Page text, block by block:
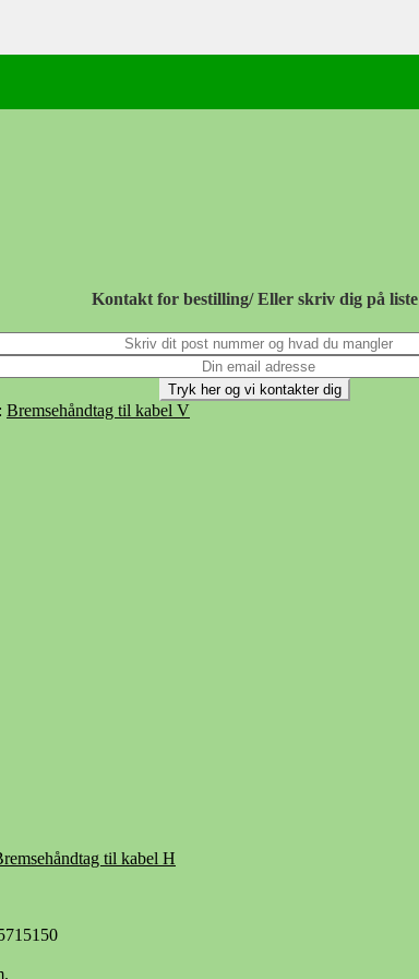
Kontakt for bestilling/ Eller skriv dig på liste
Tryk her og vi kontakter dig
Bremsehåndtag til kabel V
til kabel H